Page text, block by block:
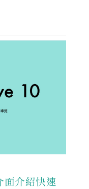
介紹快速